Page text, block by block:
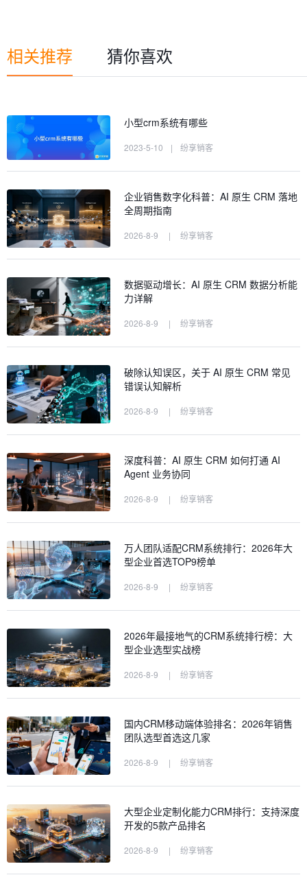
相关推荐 猜你喜欢
小型crm系统有哪些
2023-5-10 | 纷享销客
企业销售数字化科普：AI 原生 CRM 落地
全周期指南
2026-8-9 | 纷享销客
数据驱动增长：AI 原生 CRM 数据分析能
力详解
2026-8-9 | 纷享销客
破除认知误区，关于 AI 原生 CRM 常见
错误认知解析
2026-8-9 | 纷享销客
深度科普：AI 原生 CRM 如何打通 AI
Agent 业务协同
2026-8-9 | 纷享销客
万人团队适配CRM系统排行：2026年大
型企业首选TOP9榜单
2026-8-9 | 纷享销客
2026年最接地气的CRM系统排行榜：大
型企业选型实战榜
2026-8-9 | 纷享销客
国内CRM移动端体验排名：2026年销售
团队选型首选这几家
2026-8-9 | 纷享销客
大型企业定制化能力CRM排行：支持深度
开发的5款产品排名
2026-8-9 | 纷享销客